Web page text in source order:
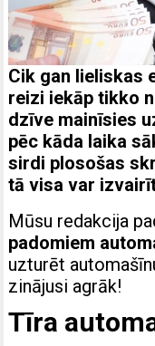
Cik gan lieliskas
reizi iekāp tikko
dzīve mainīsies
pēc kāda laika
sirdi plosošas
tā visa var
Mūsu redakcija
padomiem
uzturēt
zinājusi agrāk!
Tīra